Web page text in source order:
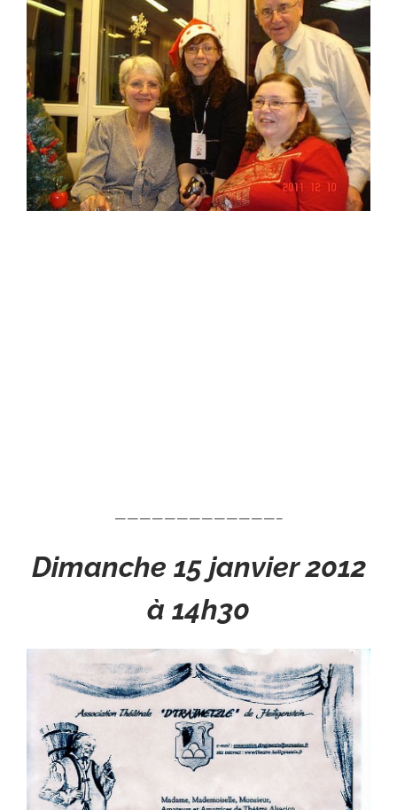
—————————————–
Dimanche 15 janvier 2012
à 14h30